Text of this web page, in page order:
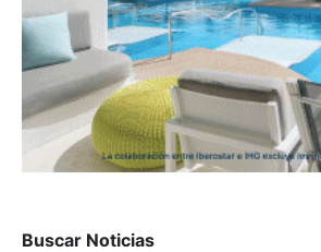
Buscar Noticias